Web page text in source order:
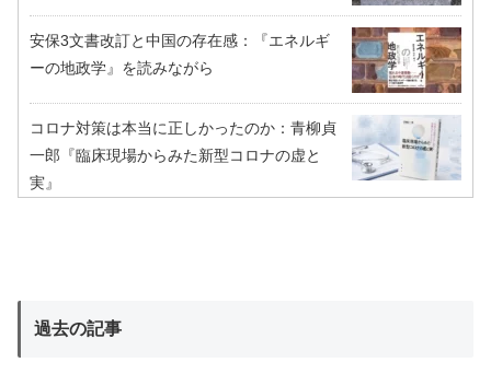
安保3文書改訂と中国の存在感：『エネルギ
ーの地政学』を読みながら
コロナ対策は本当に正しかったのか：青柳貞
一郎『臨床現場からみた新型コロナの虚と
実』
過去の記事